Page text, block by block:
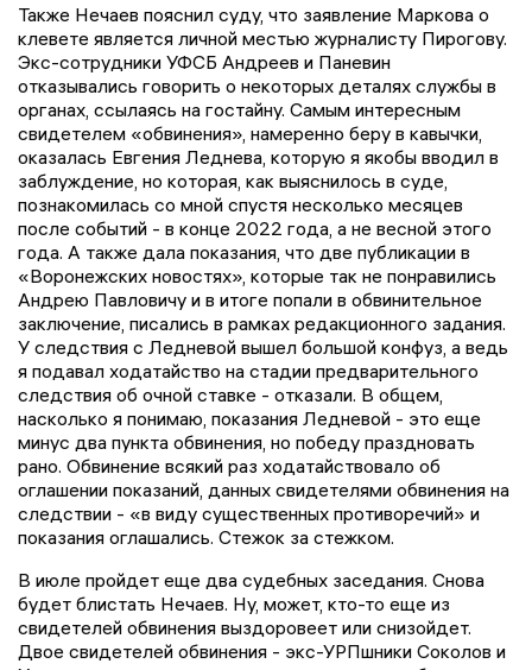
Также Нечаев пояснил суду, что заявление Маркова о
клевете является личной местью журналисту Пирогову.
Экс-сотрудники УФСБ Андреев и Паневин
отказывались говорить о некоторых деталях службы в
органах, ссылаясь на гостайну. Самым интересным
свидетелем «обвинения», намеренно беру в кавычки,
оказалась Евгения Леднева, которую я якобы вводил в
заблуждение, но которая, как выяснилось в суде,
познакомилась со мной спустя несколько месяцев
после событий - в конце 2022 года, а не весной этого
года. А также дала показания, что две публикации в
«Воронежских новостях», которые так не понравились
Андрею Павловичу и в итоге попали в обвинительное
заключение, писались в рамках редакционного задания.
У следствия с Ледневой вышел большой конфуз, а ведь
я подавал ходатайство на стадии предварительного
следствия об очной ставке - отказали. В общем,
насколько я понимаю, показания Ледневой - это еще
минус два пункта обвинения, но победу праздновать
рано. Обвинение всякий раз ходатайствовало об
оглашении показаний, данных свидетелями обвинения на
следствии - «в виду существенных противоречий» и
показания оглашались. Стежок за стежком.
В июле пройдет еще два судебных заседания. Снова
будет блистать Нечаев. Ну, может, кто-то еще из
свидетелей обвинения выздоровеет или снизойдет.
Двое свидетелей обвинения - экс-УРПшники Соколов и